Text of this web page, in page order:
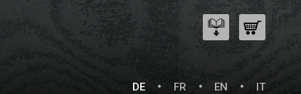
DE
FR EN IT